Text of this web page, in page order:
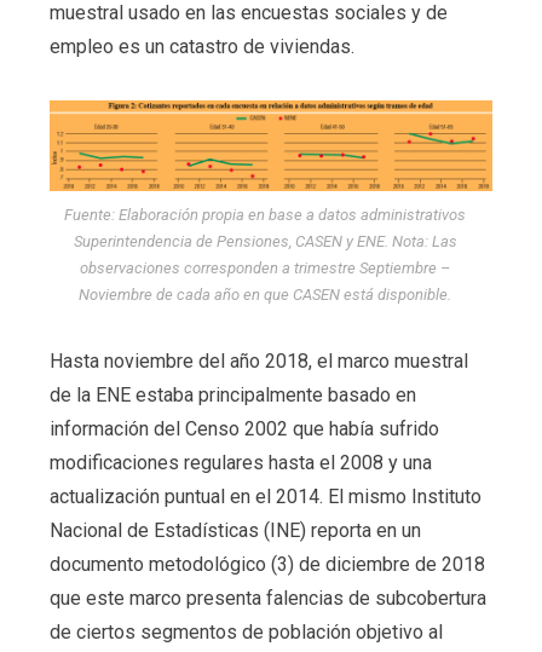
muestral usado en las encuestas sociales y de
empleo es un catastro de viviendas.
Fuente: Elaboración propia en base a datos administrativos
Superintendencia de Pensiones, CASEN y ENE. Nota: Las
observaciones corresponden a trimestre Septiembre –
Noviembre de cada año en que CASEN está disponible.
Hasta noviembre del año 2018, el marco muestral
de la ENE estaba principalmente basado en
información del Censo 2002 que había sufrido
modificaciones regulares hasta el 2008 y una
actualización puntual en el 2014. El mismo Instituto
Nacional de Estadísticas (INE) reporta en un
documento metodológico (3) de diciembre de 2018
que este marco presenta falencias de subcobertura
de ciertos segmentos de población objetivo al